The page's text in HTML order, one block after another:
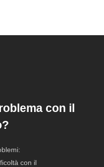
con il
con il